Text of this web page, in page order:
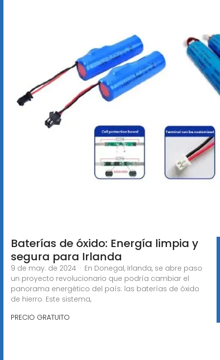
Baterías de óxido: Energía limpia y
segura para Irlanda
9 de may. de 2024 · En Donegal, Irlanda, se abre paso
un proyecto revolucionario que podría cambiar el
panorama energético del país: las baterías de óxido
de hierro. Este sistema,
PRECIO GRATUITO